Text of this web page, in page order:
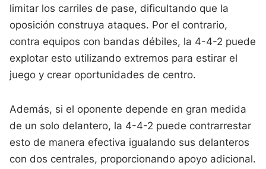
limitar los carriles de pase, dificultando que la
oposición construya ataques. Por el contrario,
contra equipos con bandas débiles, la 4-4-2 puede
explotar esto utilizando extremos para estirar el
juego y crear oportunidades de centro.
Además, si el oponente depende en gran medida
de un solo delantero, la 4-4-2 puede contrarrestar
esto de manera efectiva igualando sus delanteros
con dos centrales, proporcionando apoyo adicional.